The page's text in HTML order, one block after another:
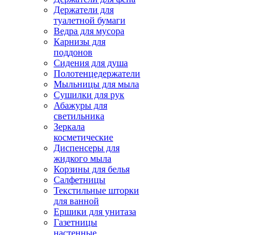
Держатели для
туалетной бумаги
Ведра для мусора
Карнизы для
поддонов
Сидения для душа
Полотенцедержатели
Мыльницы для мыла
Сушилки для рук
Абажуры для
светильника
Зеркала
косметические
Диспенсеры для
жидкого мыла
Корзины для белья
Салфетницы
Текстильные шторки
для ванной
Ершики для унитаза
Газетницы
настенные